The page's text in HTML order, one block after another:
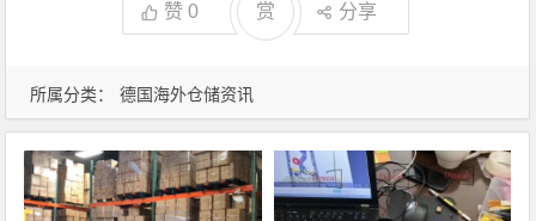
所属分类： 德国海外仓储资讯
赞0 赏 分享